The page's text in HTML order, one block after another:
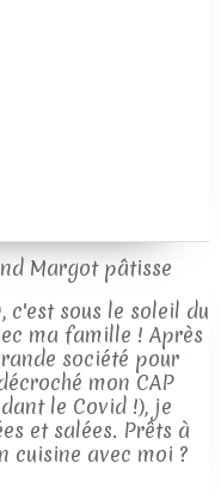
c'est sous le soleil du
ma famille ! Après
société pour
mon CAP
le Covid !), je
et salées. Prêts à
cuisine avec moi ?